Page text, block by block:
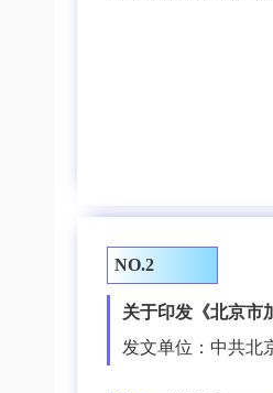
NO.2
关于印发《北京市
发文单位：中共北